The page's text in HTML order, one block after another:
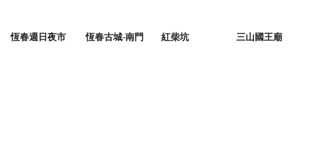
恆春週日夜市 恆春古城-南門 紅柴坑 三山國王廟